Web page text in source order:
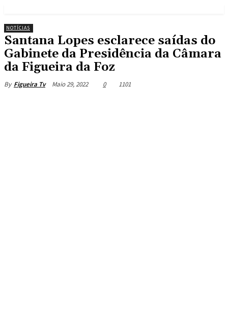
NOTÍCIAS
Santana Lopes esclarece saídas do
Gabinete da Presidência da Câmara
da Figueira da Foz
By Figueira Tv Maio 29, 2022 0 1101